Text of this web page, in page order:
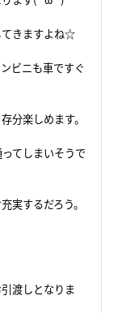
てきますよね☆
ビニも車ですぐ
分楽しめます。
てしまいそうで
実するだろう。
渡しとなりま